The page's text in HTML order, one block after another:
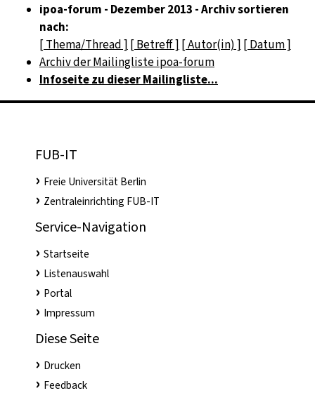
ipoa-forum - Dezember 2013 - Archiv sortieren
nach:
[ Thema/Thread ] [ Betreff ] [ Autor(in) ] [ Datum ]
Archiv der Mailingliste ipoa-forum
Infoseite zu dieser Mailingliste...
FUB-IT
Freie Universität Berlin
Zentraleinrichting FUB-IT
Service-Navigation
Startseite
Listenauswahl
Portal
Impressum
Diese Seite
Drucken
Feedback